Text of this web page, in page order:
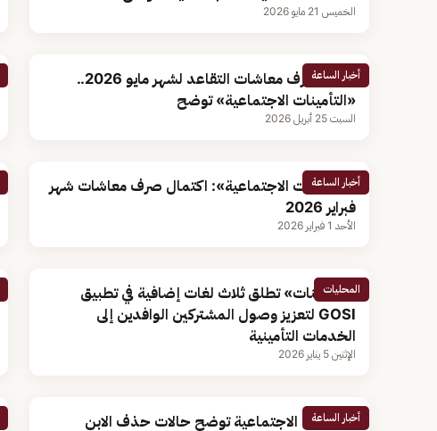
الخميس 21 مايو 2026
أخبار الساعة
موعد صرف معاشات التقاعد لشهر مايو 2026..
«التأمينات الاجتماعية» توضح
السبت 25 أبريل 2026
أخبار الساعة
«التأمينات الاجتماعية»: اكتمال صرف معاشات شهر
فبراير 2026
الأحد 1 فبراير 2026
المحليات
«التأمينات» تطلق ثلاث لغات إضافية في تطبيق
GOSI لتعزيز وصول المشتركين الوافدين إلى
الخدمات التأمينية
الإثنين 5 يناير 2026
أخبار الساعة
التأمينات الاجتماعية توضح حالات حذف الابن